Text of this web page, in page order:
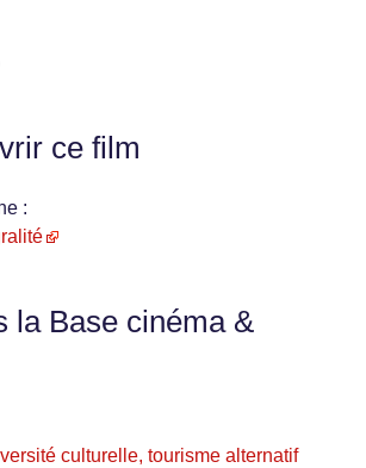
ce film
:
la Base cinéma &
culturelle, tourisme alternatif